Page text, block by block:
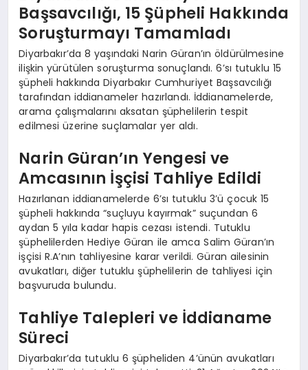
Başsavcılığı, 15 Şüpheli Hakkında
Soruşturmayı Tamamladı
Diyarbakır’da 8 yaşındaki Narin Güran’ın öldürülmesine
ilişkin yürütülen soruşturma sonuçlandı. 6’sı tutuklu 15
şüpheli hakkında Diyarbakır Cumhuriyet Başsavcılığı
tarafından iddianameler hazırlandı. İddianamelerde,
arama çalışmalarını aksatan şüphelilerin tespit
edilmesi üzerine suçlamalar yer aldı.
Narin Güran’ın Yengesi ve
Amcasının İşçisi Tahliye Edildi
Hazırlanan iddianamelerde 6’sı tutuklu 3’ü çocuk 15
şüpheli hakkında “suçluyu kayırmak” suçundan 6
aydan 5 yıla kadar hapis cezası istendi. Tutuklu
şüphelilerden Hediye Güran ile amca Salim Güran’ın
işçisi R.A’nın tahliyesine karar verildi. Güran ailesinin
avukatları, diğer tutuklu şüphelilerin de tahliyesi için
başvuruda bulundu.
Tahliye Talepleri ve İddianame
Süreci
Diyarbakır’da tutuklu 6 şüpheliden 4’ünün avukatları